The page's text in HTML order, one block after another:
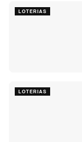
LOTERIAS
LOTERIAS